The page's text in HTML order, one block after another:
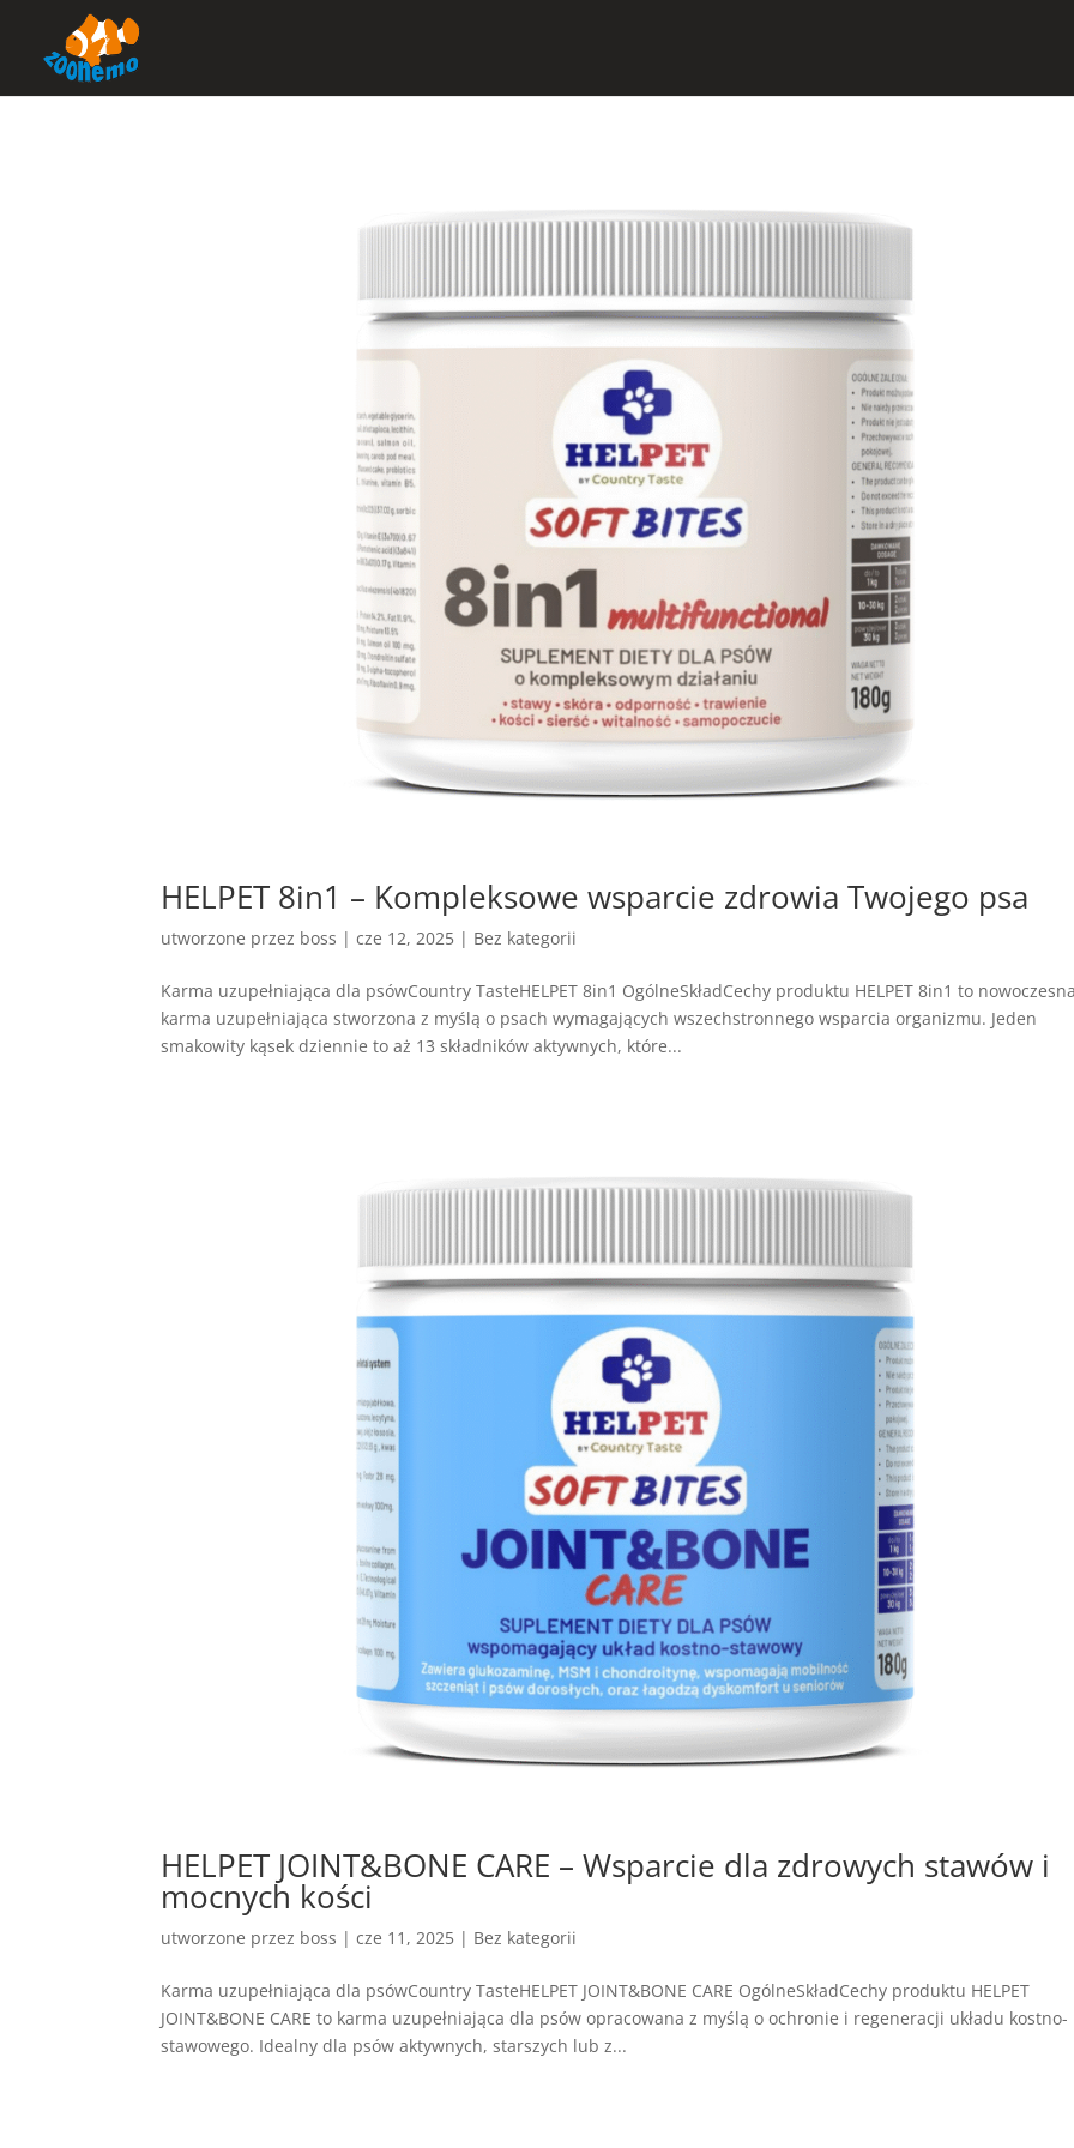
HELPET 8in1 – Kompleksowe wsparcie zdrowia Twojego psa
utworzone przez boss |cze 12, 2025 | Bez kategorii
Karma uzupełniająca dla psówCountry TasteHELPET 8in1 OgólneSkładCechy produktu HELPET 8in1 to
karma uzupełniająca stworzona z myślą o psach wymagających wszechstronnego wsparcia organizmu. Jeden
smakowity kąsek dziennie to aż 13 składników aktywnych, które...
HELPET JOINT&BONE CARE – Wsparcie dla zdrowych stawów i
mocnych kości
utworzone przez boss |cze 11, 2025 | Bez kategorii
Karma uzupełniająca dla psówCountry TasteHELPET JOINT&BONE CARE OgólneSkładCechy produktu HELPET
JOINT&BONE CARE to karma uzupełniająca dla psów opracowana z myślą o ochronie i regeneracji układu kostno-
stawowego. Idealny dla psów aktywnych, starszych lub z...